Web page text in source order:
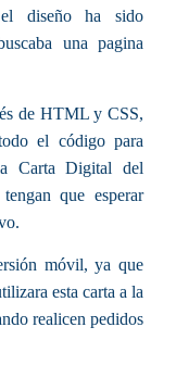
diseño ha sido
una pagina
de HTML y CSS,
el código para
Carta Digital del
que esperar
móvil, ya que
esta carta a la
realicen pedidos